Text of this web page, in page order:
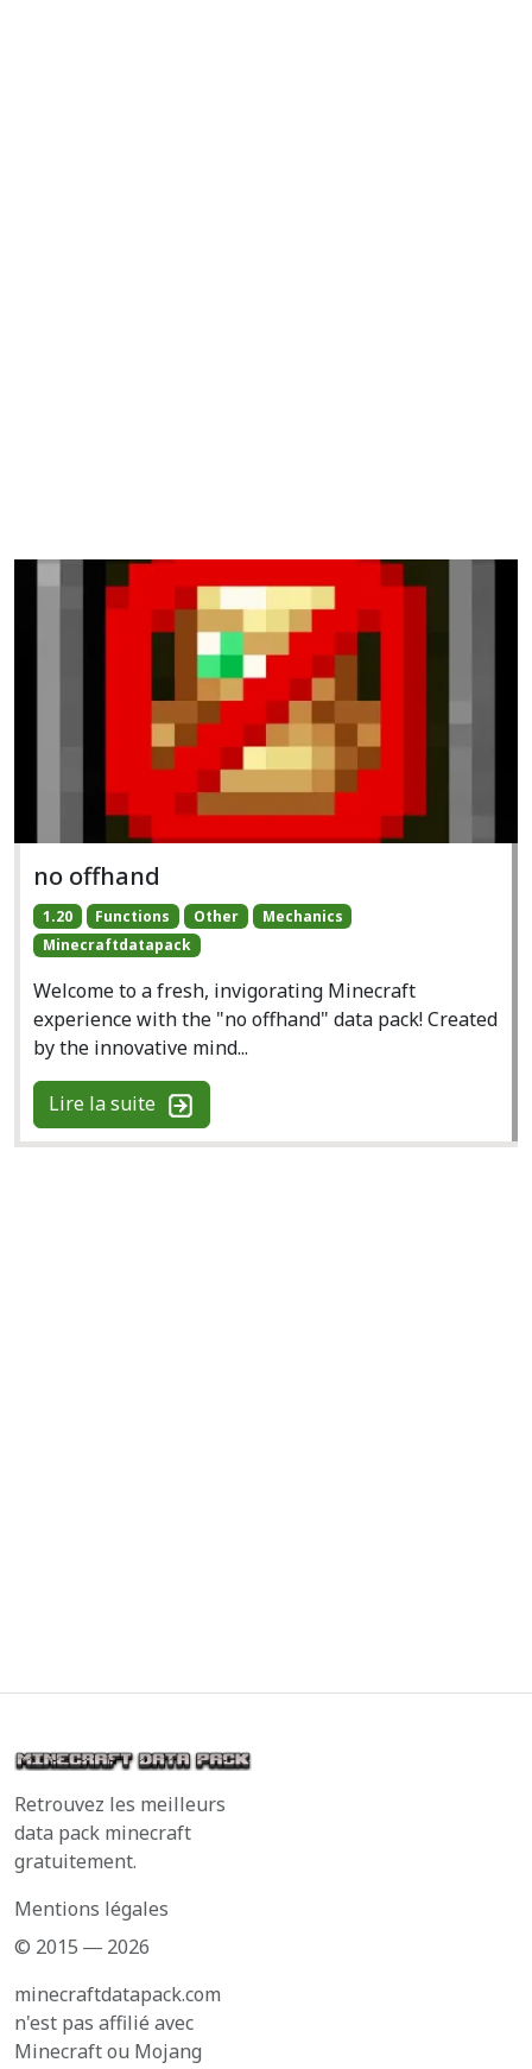
no offhand
1.20 Functions Other
Mechanics
Minecraftdatapack
Welcome to a fresh, invigorating Minecraft
experience with the "no offhand" data pack! Created
by the innovative mind...
Lire la suite
Retrouvez les meilleurs
data pack minecraft
gratuitement.
Mentions légales
© 2015 ― 2026
minecraftdatapack.com
n'est pas affilié avec
Minecraft ou Mojang